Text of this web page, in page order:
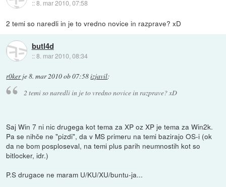
::8. mar 2010, 07:58
2 temi so naredli in je to vredno novice in razprave? xD
butl4d
::8. mar 2010, 08:34
r0kerje8. mar 2010 ob 07:58izjavil:
2 temi so naredli in je to vredno novice in razprave? xD
Saj Win 7 ni nic drugega kot tema za XP oz XP je tema za Win2k.
Pa se nihče ne "pizdi", da v MS primeru na temi bazirajo OS-i (ok
da ne bom posploseval, na temi plus parih neumnostih kot so
bitlocker, idr.)
P.S drugace ne maram U/KU/XU/buntu-ja...